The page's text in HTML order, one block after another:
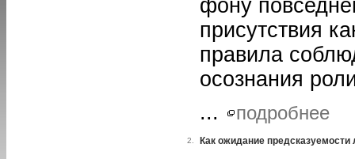
фону
присутствия
правила
осознания
...
подробнее
2. Как ожидание